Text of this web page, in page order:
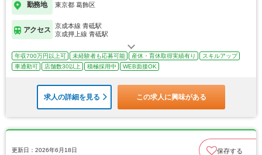
勤務地 東京都 葛飾区
アクセス
京成本線 青砥駅
京成押上線 青砥駅
年収700万円以上可 未経験者も応募可能 産休・育休取得実績有り
スキルアップ
車通勤可
店舗数30以上 積極採用中 WEB面接OK
求人の詳細を見る この求人に興味がある
更新日：2026年6月18日 保存する